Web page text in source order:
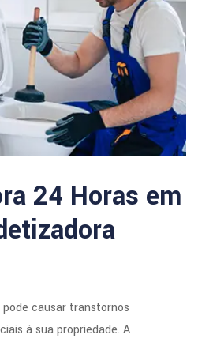
24 Horas em
causar transtornos
à sua propriedade. A